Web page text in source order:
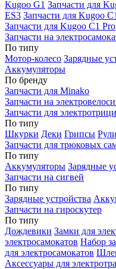
Kugoo G1 Запчасти для
ES3 Запчасти для Kugoo C1
Запчасти для Kugoo C1 Pro
Запчасти на
По типу
Мотор-колесо Зарядные
Аккумуляторы
По бренду
Запчасти для Minako
Запчасти на
Запчасти для
По типу
Шкурки Деки Грипсы Рули
Запчасти для трюковых
По типу
Аккумуляторы Зарядные
Запчасти на сигвей
По типу
Зарядные устройства
Запчасти на гироскутер
По типу
Дождевики Замки для
электросамокатов Набор
для электросамокатов
Аксессуары для